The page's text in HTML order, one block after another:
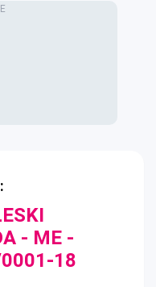
- ME -
18